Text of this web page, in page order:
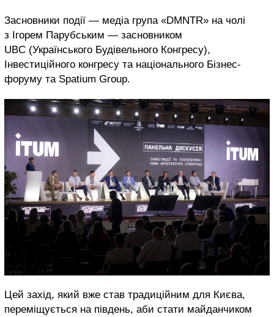
Засновники події — медіа група «DMNTR» на чолі
з Ігорем Парубським — засновником
UBC (Українського Будівельного Конгресу),
Інвестиційного конгресу та національного Бізнес-
форуму та Spatium Group.
Цей захід, який вже став традиційним для Києва,
переміщується на південь, аби стати майданчиком